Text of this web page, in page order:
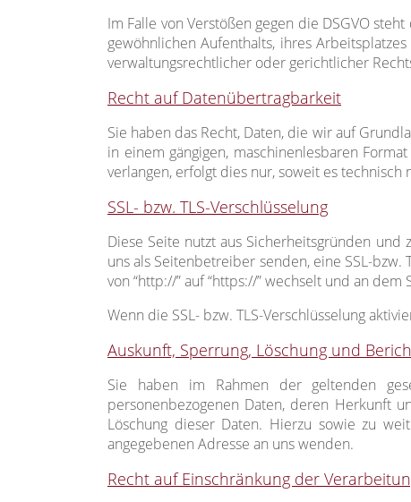
Im Falle von Verstößen gegen die DSGVO
gewöhnlichen Aufenthalts, ihres
verwaltungsrechtlicher oder gerichtlicher
Recht auf Datenübertragbarkeit
Sie haben das Recht, Daten, die wir auf
in einem gängigen, maschinenlesbaren
verlangen, erfolgt dies nur, soweit es technisch
SSL- bzw. TLS-Verschlüsselung
Diese Seite nutzt aus Sicherheitsgründen
uns als Seitenbetreiber senden, eine SSL-
von “http://” auf “https://” wechselt und an
Wenn die SSL- bzw. TLS-Verschlüsselung
Auskunft, Sperrung, Löschung und
Sie haben im Rahmen der geltenden
personenbezogenen Daten, deren Herkunft
Löschung dieser Daten. Hierzu sowie zu
angegebenen Adresse an uns wenden.
Recht auf Einschränkung der